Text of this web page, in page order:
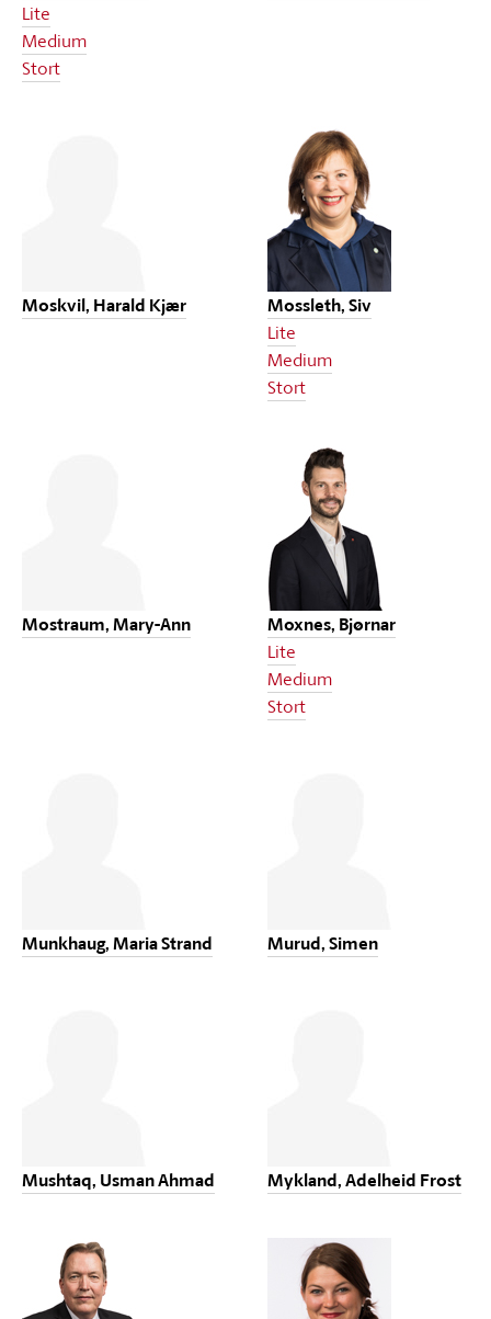
Lite
Medium
Stort
Moskvil, Harald Kjær Mossleth, Siv
Lite
Medium
Stort
Mostraum, Mary-Ann Moxnes, Bjørnar
Lite
Medium
Stort
Munkhaug, Maria Strand Murud, Simen
Mushtaq, Usman Ahmad Mykland, Adelheid Frost